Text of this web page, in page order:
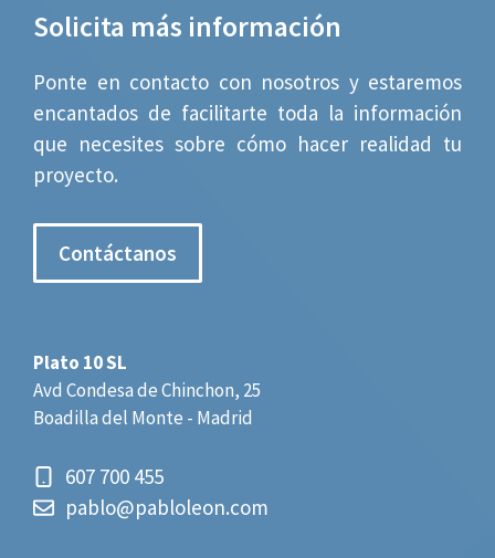
Solicita más información
Ponte en contacto con nosotros y estaremos
encantados de facilitarte toda la información
que necesites sobre cómo hacer realidad tu
proyecto.
Contáctanos
Plato 10 SL
Avd Condesa de Chinchon, 25
Boadilla del Monte - Madrid
607 700 455
pablo@pabloleon.com